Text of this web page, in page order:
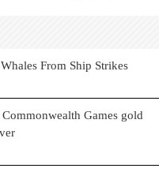
From Ship Strikes
Games gold